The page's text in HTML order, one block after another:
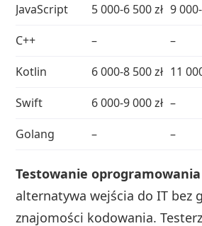
JavaScript
5 000-6 500 zł 9
C++
– –
Kotlin
6 000-8 500 zł 11
Swift
6 000-9 000 zł –
Golang
– –
Testowanie oprogramowania
alternatywa wejścia do IT bez
znajomości kodowania.